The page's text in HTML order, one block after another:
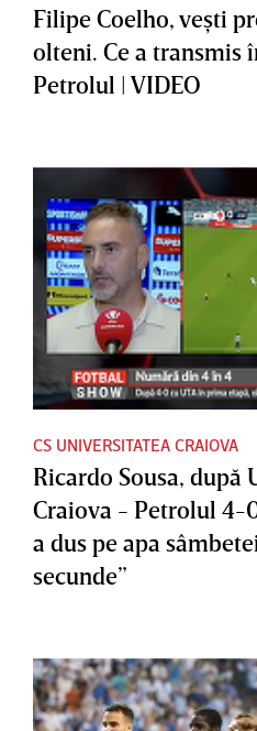
Filipe Coelho, veşti
olteni. Ce a transmis
Petrolul | VIDEO
CS UNIVERSITATEA CRAIOVA
Ricardo Sousa, după
Craiova - Petrolul 4-
a dus pe apa
secunde”